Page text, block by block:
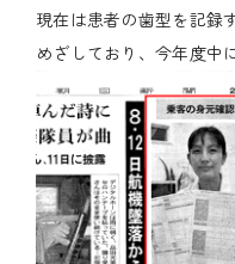
現在は患者の歯型を記録
めざしており、今年度中